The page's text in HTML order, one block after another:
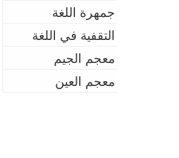
جمهرة اللغة
التقفية في اللغة
معجم الجيم
معجم العين